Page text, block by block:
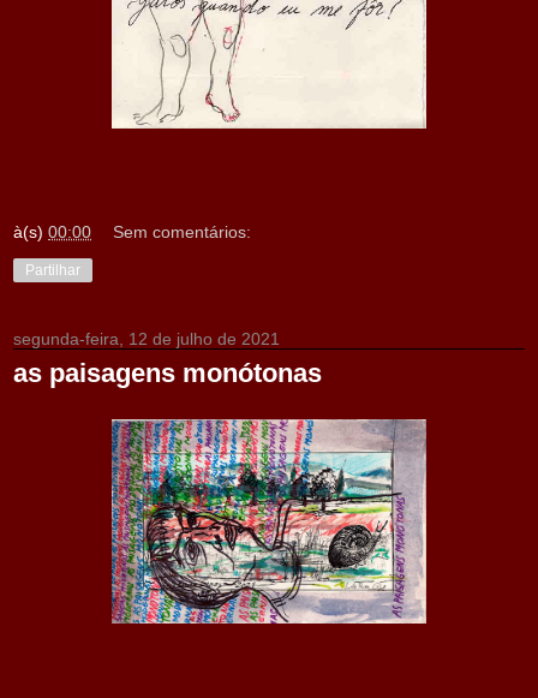
à(s) 00:00 Sem comentários:
Partilhar
segunda-feira, 12 de julho de 2021
as paisagens monótonas